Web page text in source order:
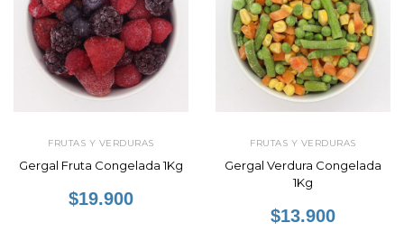
FRUTAS Y VERDURAS
Gergal Fruta Congelada 1Kg
$19.900
FRUTAS Y VERDURAS
Gergal Verdura Congelada
1Kg
$13.900